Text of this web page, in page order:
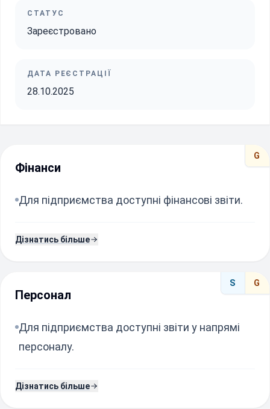
СТАТУС
Зареєстровано
ДАТА РЕЄСТРАЦІЇ
28.10.2025
G
Фінанси
Для підприємства доступні фінансові звіти.
Дізнатись більше
S G
Персонал
Для підприємства доступні звіти у напрямі
персоналу.
Дізнатись більше